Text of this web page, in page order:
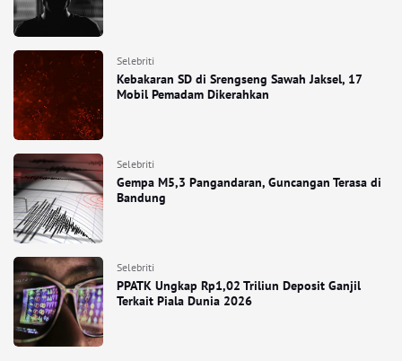
Selebriti
Kebakaran SD di Srengseng Sawah Jaksel, 17
Mobil Pemadam Dikerahkan
Selebriti
Gempa M5,3 Pangandaran, Guncangan Terasa di
Bandung
Selebriti
PPATK Ungkap Rp1,02 Triliun Deposit Ganjil
Terkait Piala Dunia 2026